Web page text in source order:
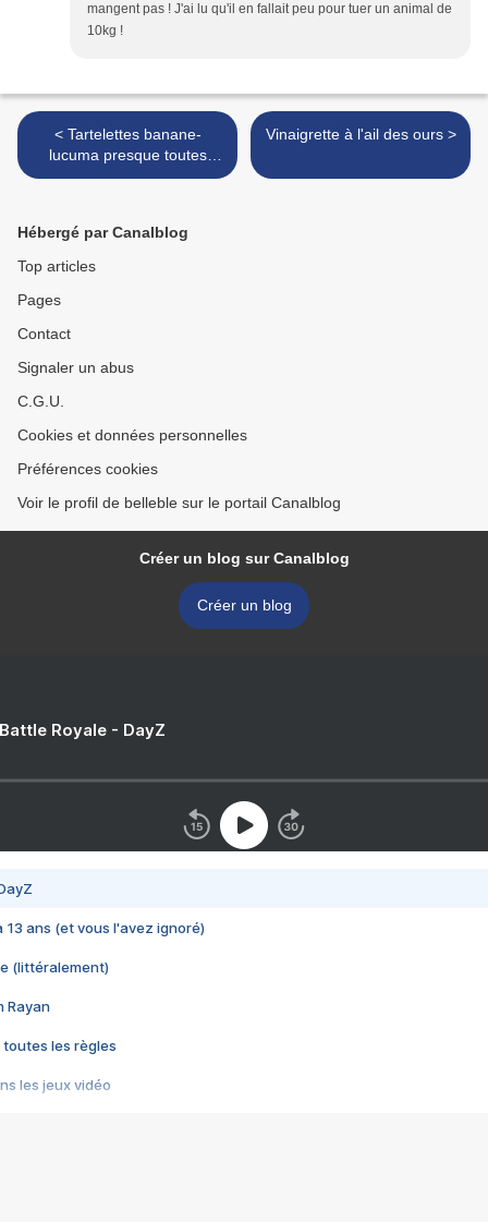
mangent pas ! J'ai lu qu'il en fallait peu pour tuer un animal de
10kg !
< Tartelettes banane-
lucuma presque toutes
crues
Vinaigrette à l'ail des ours >
Hébergé par Canalblog
Top articles
Pages
Contact
Signaler un abus
C.G.U.
Cookies et données personnelles
Préférences cookies
Voir le profil de belleble sur le portail Canalblog
Créer un blog sur Canalblog
Créer un blog
Royale - DayZ
13 ans (et vous l'avez ignoré)
(littéralement)
Rayan
toutes les règles
les jeux vidéo